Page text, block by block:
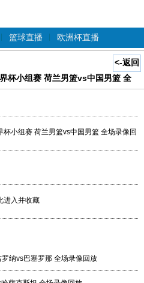
篮球直播 欧洲杯直播
<-返回
杯小组赛 荷兰男篮vs中国男篮 全
小组赛 荷兰男篮vs中国男篮 全场录像回
进入并收藏
纳vs巴塞罗那 全场录像回放